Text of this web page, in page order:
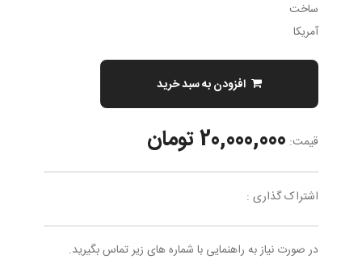
ساخت
آمریکا
افزودن به سبد خرید
قیمت: 20,000,000 تومان
اشتراک گذاری :
در صورت نیاز به راهنمایی با شماره های زیر تماس بگیرید.